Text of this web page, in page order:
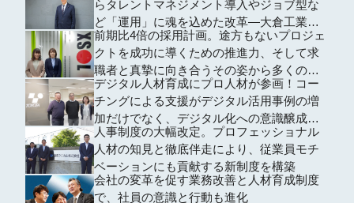
らタレントマネジメント導入やジョブ型な
ど「運用」に魂を込めた改革―大倉工業株
式会社
前期比4倍の採用計画。途方もないプロジェ
クトを成功に導くための推進力、そして求
職者と真摯に向き合うその姿から多くのこ
とを学んだ
デジタル人材育成にプロ人材が参画！コー
チングによる支援がデジタル活用事例の増
加だけでなく、デジタル化への意識醸成に
も貢献
人事制度の大幅改定。プロフェッショナル
人材の知見と徹底伴走により、従業員モチ
ベーションにも貢献する新制度を構築
会社の変革を促す業務改善と人材育成制度
で、社員の意識と行動も進化